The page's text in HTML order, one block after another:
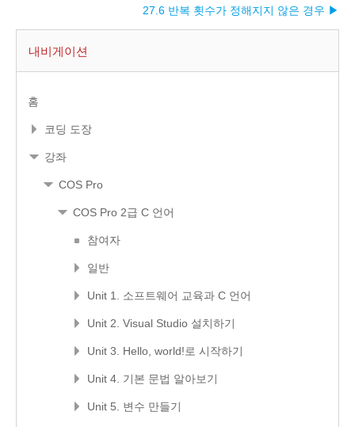
27.6 반복 횟수가 정해지지 않은 경우 ▶︎
내비게이션
홈
코딩 도장
강좌
COS Pro
COS Pro 2급 C 언어
참여자
일반
Unit 1. 소프트웨어 교육과 C 언어
Unit 2. Visual Studio 설치하기
Unit 3. Hello, world!로 시작하기
Unit 4. 기본 문법 알아보기
Unit 5. 변수 만들기